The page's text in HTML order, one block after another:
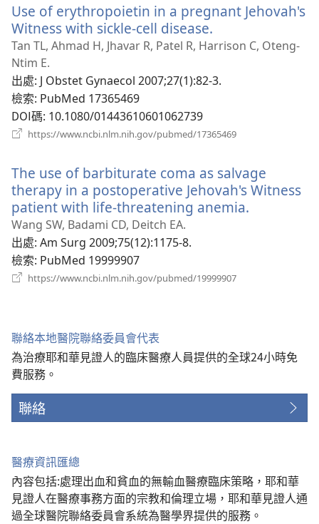
視
窗）
Use of erythropoietin in a pregnant Jehovah's
Witness with sickle-cell disease.
啟
視
Tan TL, Ahmad H, Jhavar R, Patel R, Harrison C, Oteng-
Ntim E.
出處‎: J Obstet Gynaecol 2007;27(1):82-3.
檢索‎: PubMed 17365469
DOI碼‎: 10.1080/01443610601062739
https://www.ncbi.nlm.nih.gov/pubmed/17365469
視
窗）
The use of barbiturate coma as salvage
therapy in a postoperative Jehovah's Witness
patient with life-threatening anemia.
Wang SW, Badami CD, Deitch EA.
出處‎: Am Surg 2009;75(12):1175-8.
檢索‎: PubMed 19999907
https://www.ncbi.nlm.nih.gov/pubmed/19999907
聯絡本地醫院聯絡委員會代表
為治療耶和華見證人的臨床醫療人員提供的全球24小時免
費服務。
聯絡
醫療資訊匯總
內容包括:處理出血和貧血的無輸血醫療臨床策略，耶和華
見證人在醫療事務方面的宗教和倫理立場，耶和華見證人通
過全球醫院聯絡委員會系統為醫學界提供的服務。